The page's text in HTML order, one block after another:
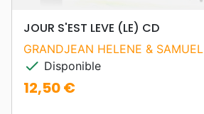
JOUR S'EST LEVE (LE) CD
GRANDJEAN HELENE & SAMUEL
check Disponible
Prix
12,50 €